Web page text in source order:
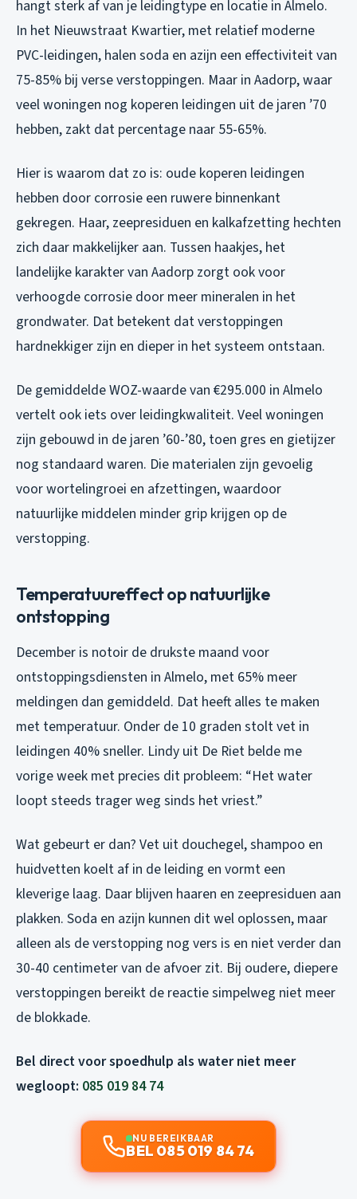
hangt sterk af van je leidingtype en locatie in Almelo.
In het Nieuwstraat Kwartier, met relatief moderne
PVC-leidingen, halen soda en azijn een effectiviteit van
75-85% bij verse verstoppingen. Maar in Aadorp, waar
veel woningen nog koperen leidingen uit de jaren ’70
hebben, zakt dat percentage naar 55-65%.
Hier is waarom dat zo is: oude koperen leidingen
hebben door corrosie een ruwere binnenkant
gekregen. Haar, zeepresiduen en kalkafzetting hechten
zich daar makkelijker aan. Tussen haakjes, het
landelijke karakter van Aadorp zorgt ook voor
verhoogde corrosie door meer mineralen in het
grondwater. Dat betekent dat verstoppingen
hardnekkiger zijn en dieper in het systeem ontstaan.
De gemiddelde WOZ-waarde van €295.000 in Almelo
vertelt ook iets over leidingkwaliteit. Veel woningen
zijn gebouwd in de jaren ’60-’80, toen gres en gietijzer
nog standaard waren. Die materialen zijn gevoelig
voor wortelingroei en afzettingen, waardoor
natuurlijke middelen minder grip krijgen op de
verstopping.
Temperatuureffect op natuurlijke
ontstopping
December is notoir de drukste maand voor
ontstoppingsdiensten in Almelo, met 65% meer
meldingen dan gemiddeld. Dat heeft alles te maken
met temperatuur. Onder de 10 graden stolt vet in
leidingen 40% sneller. Lindy uit De Riet belde me
vorige week met precies dit probleem: “Het water
loopt steeds trager weg sinds het vriest.”
Wat gebeurt er dan? Vet uit douchegel, shampoo en
huidvetten koelt af in de leiding en vormt een
kleverige laag. Daar blijven haaren en zeepresiduen aan
plakken. Soda en azijn kunnen dit wel oplossen, maar
alleen als de verstopping nog vers is en niet verder dan
30-40 centimeter van de afvoer zit. Bij oudere, diepere
verstoppingen bereikt de reactie simpelweg niet meer
de blokkade.
Bel direct voor spoedhulp als water niet meer
wegloopt: 085 019 84 74
NU BEREIKBAAR
BEL 085 019 84 74